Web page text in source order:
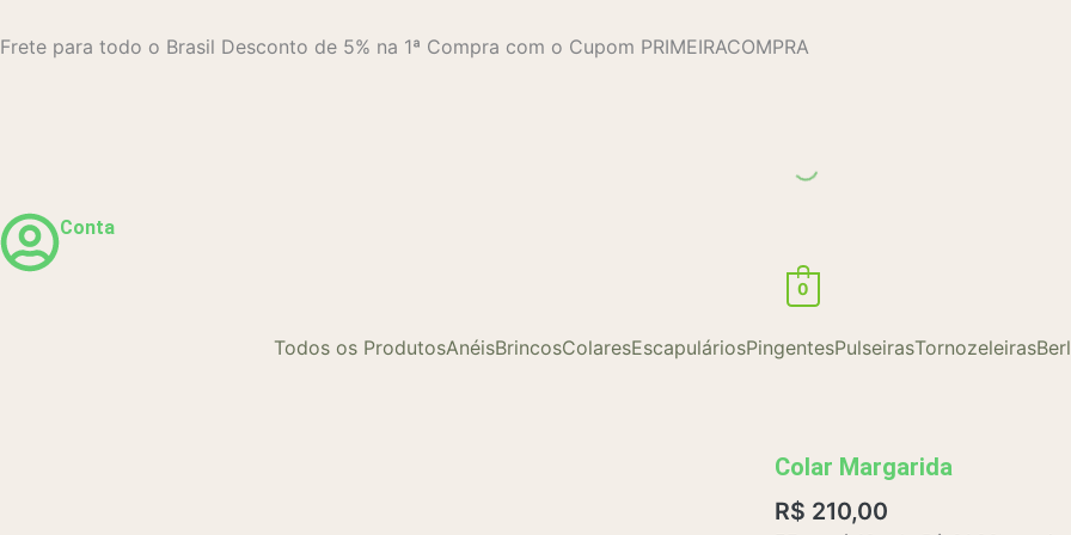
para
Frete para todo o Brasil Desconto de 5% na 1ª Compra com o Cupom PRIMEIRACOMPRA
Conta
0
Todos os ProdutosAnéisBrincosColaresEscapuláriosPingentesPulseirasTornozeleiras
Colar Margarida
R$ 210,00